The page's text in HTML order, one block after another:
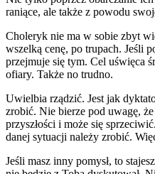
raniące, ale także z powodu
Choleryk nie ma w sobie zbyt
wszelką cenę, po trupach. Jeśli
przejmuje się tym. Cel uświęca
ofiary. Także no trudno.
Uwielbia rządzić. Jest jak
zrobić. Nie bierze pod uwagę,
przyszłości i może się
danej sytuacji należy zrobić.
Jeśli masz inny pomysł, to